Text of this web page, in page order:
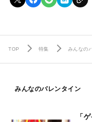
TOP 特集 みんなの
みんなのバレンタイン
「